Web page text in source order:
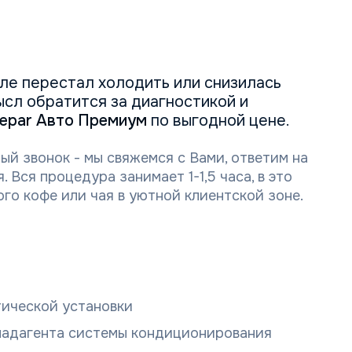
перестал холодить или снизилась
обратится за диагностикой и
Авто Премиум по выгодной цене.
звонок - мы свяжемся с Вами, ответим на
процедура занимает 1-1,5 часа, в это
кофе или чая в уютной клиентской зоне.
установки
системы кондиционирования